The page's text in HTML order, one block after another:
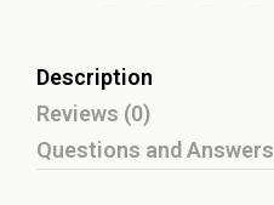
Description
Reviews (0)
Questions and Answers